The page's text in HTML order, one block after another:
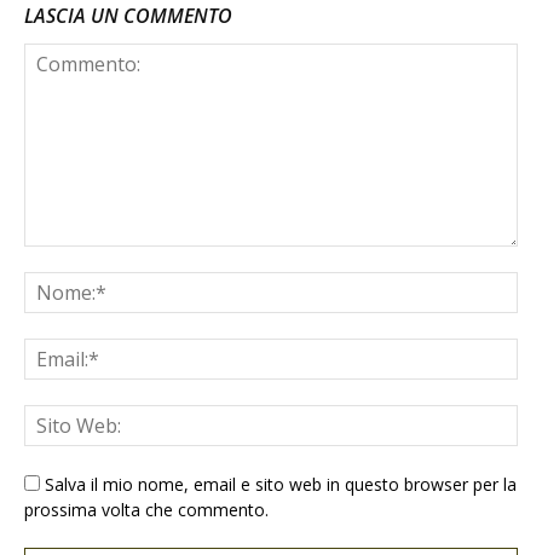
LASCIA UN COMMENTO
Salva il mio nome, email e sito web in questo browser per la
prossima volta che commento.